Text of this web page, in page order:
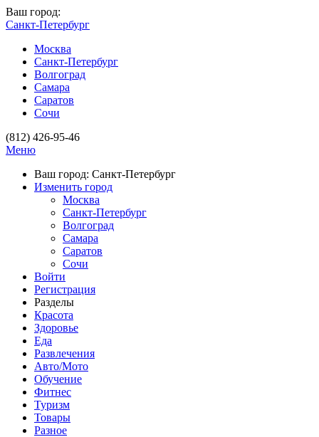
Ваш город:
Санкт-Петербург
Москва
Санкт-Петербург
Волгоград
Самара
Саратов
Сочи
(812) 426-95-46
Меню
Ваш город: Санкт-Петербург
Изменить город
Москва
Санкт-Петербург
Волгоград
Самара
Саратов
Сочи
Войти
Регистрация
Разделы
Красота
Здоровье
Еда
Развлечения
Авто/Мото
Обучение
Фитнес
Туризм
Товары
Разное